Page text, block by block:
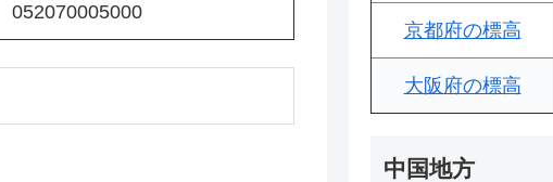
052070005000
京都府の標高
大阪府の標高
中国地方